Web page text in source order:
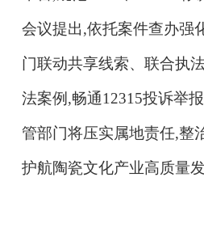
会议提出,依托案件查办强
门联动共享线索、联合执
法案例,畅通12315投诉举报
管部门将压实属地责任,整
护航陶瓷文化产业高质量发